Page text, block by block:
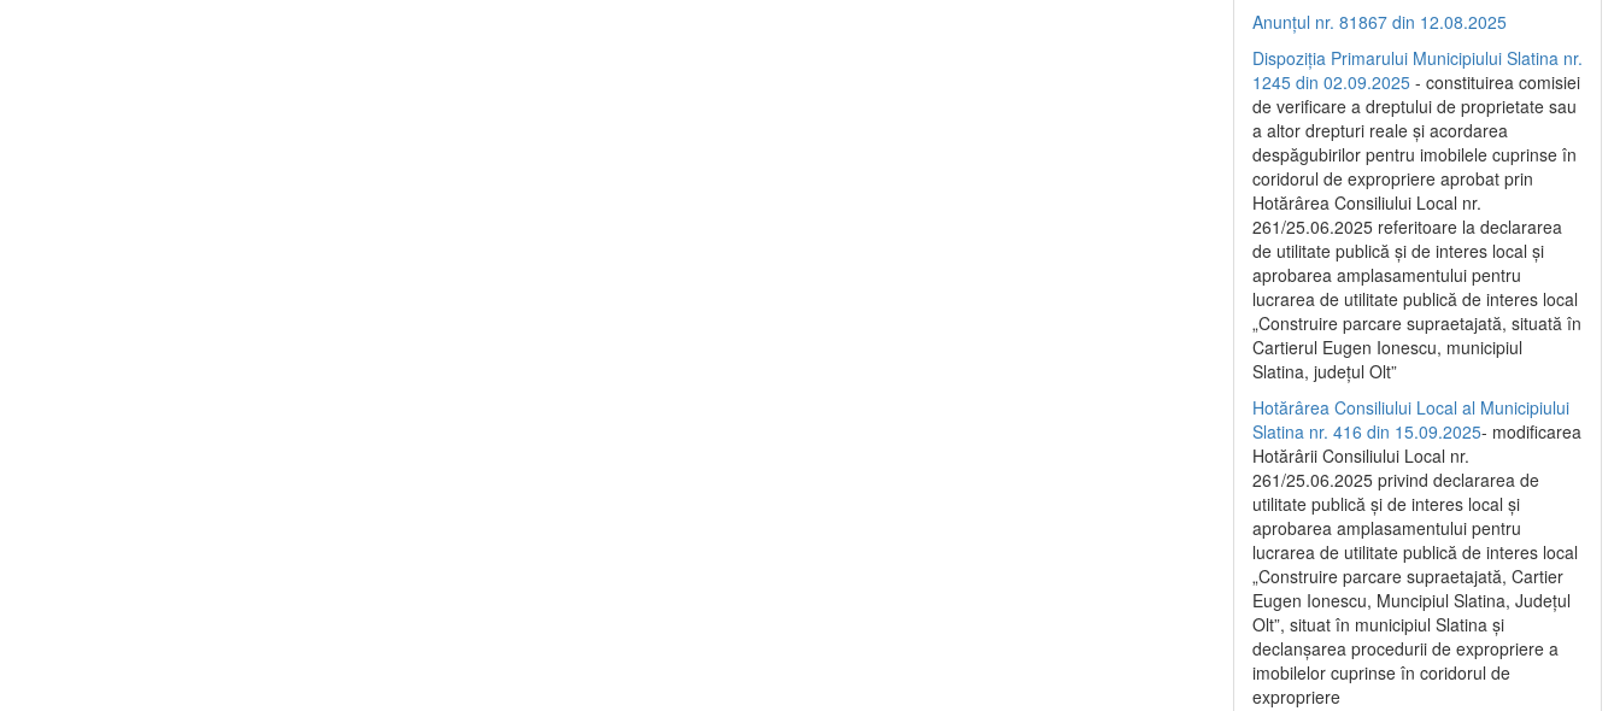
Anunțul nr. 81867 din 12.08.2025
Dispoziția Primarului Municipiului Slatina nr.
1245 din 02.09.2025 - constituirea comisiei
de verificare a dreptului de proprietate sau
a altor drepturi reale și acordarea
despăgubirilor pentru imobilele cuprinse în
coridorul de expropriere aprobat prin
Hotărârea Consiliului Local nr.
261/25.06.2025 referitoare la declararea
de utilitate publică și de interes local și
aprobarea amplasamentului pentru
lucrarea de utilitate publică de interes local
„Construire parcare supraetajată, situată în
Cartierul Eugen Ionescu, municipiul
Slatina, județul Olt”
Hotărârea Consiliului Local al Municipiului
Slatina nr. 416 din 15.09.2025- modificarea
Hotărârii Consiliului Local nr.
261/25.06.2025 privind declararea de
utilitate publică și de interes local și
aprobarea amplasamentului pentru
lucrarea de utilitate publică de interes local
„Construire parcare supraetajată, Cartier
Eugen Ionescu, Muncipiul Slatina, Județul
Olt”, situat în municipiul Slatina și
declanșarea procedurii de expropriere a
imobilelor cuprinse în coridorul de
expropriere